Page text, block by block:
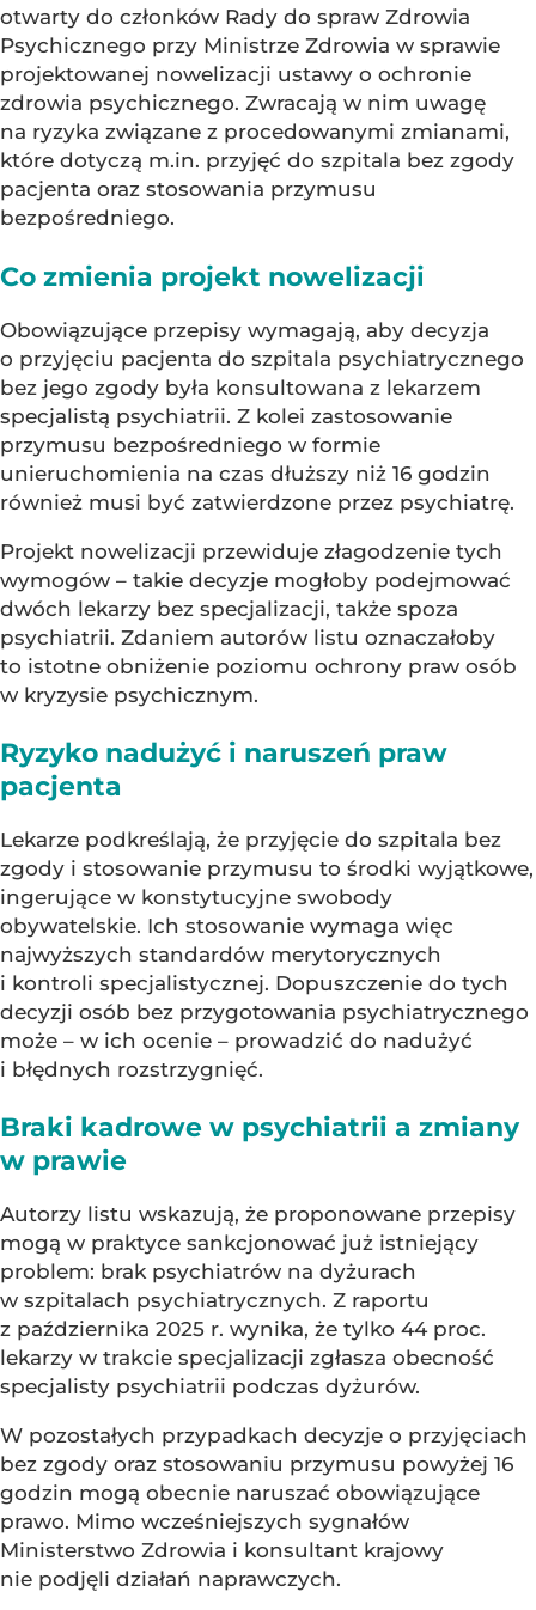
otwarty do członków Rady do spraw Zdrowia
Psychicznego przy Ministrze Zdrowia w sprawie
projektowanej nowelizacji ustawy o ochronie
zdrowia psychicznego. Zwracają w nim uwagę
na ryzyka związane z procedowanymi zmianami,
które dotyczą m.in. przyjęć do szpitala bez zgody
pacjenta oraz stosowania przymusu
bezpośredniego.
Co zmienia projekt nowelizacji
Obowiązujące przepisy wymagają, aby decyzja
o przyjęciu pacjenta do szpitala psychiatrycznego
bez jego zgody była konsultowana z lekarzem
specjalistą psychiatrii. Z kolei zastosowanie
przymusu bezpośredniego w formie
unieruchomienia na czas dłuższy niż 16 godzin
również musi być zatwierdzone przez psychiatrę.
Projekt nowelizacji przewiduje złagodzenie tych
wymogów – takie decyzje mogłoby podejmować
dwóch lekarzy bez specjalizacji, także spoza
psychiatrii. Zdaniem autorów listu oznaczałoby
to istotne obniżenie poziomu ochrony praw osób
w kryzysie psychicznym.
Ryzyko nadużyć i naruszeń praw
pacjenta
Lekarze podkreślają, że przyjęcie do szpitala bez
zgody i stosowanie przymusu to środki wyjątkowe,
ingerujące w konstytucyjne swobody
obywatelskie. Ich stosowanie wymaga więc
najwyższych standardów merytorycznych
i kontroli specjalistycznej. Dopuszczenie do tych
decyzji osób bez przygotowania psychiatrycznego
może – w ich ocenie – prowadzić do nadużyć
i błędnych rozstrzygnięć.
Braki kadrowe w psychiatrii a zmiany
w prawie
Autorzy listu wskazują, że proponowane przepisy
mogą w praktyce sankcjonować już istniejący
problem: brak psychiatrów na dyżurach
w szpitalach psychiatrycznych. Z raportu
z października 2025 r. wynika, że tylko 44 proc.
lekarzy w trakcie specjalizacji zgłasza obecność
specjalisty psychiatrii podczas dyżurów.
W pozostałych przypadkach decyzje o przyjęciach
bez zgody oraz stosowaniu przymusu powyżej 16
godzin mogą obecnie naruszać obowiązujące
prawo. Mimo wcześniejszych sygnałów
Ministerstwo Zdrowia i konsultant krajowy
nie podjęli działań naprawczych.